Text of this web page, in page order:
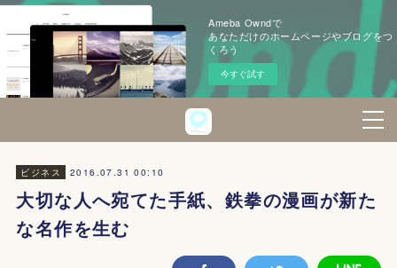
Ameba Owndで
あなただけのホームページやブログをつ
くろう
今すぐ試す
ビジネス 2016.07.31 00:10
大切な人へ宛てた手紙、鉄拳の漫画が新た
な名作を生む